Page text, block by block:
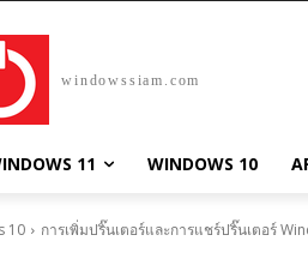
windowssiam.com
11 WINDOWS 10
10 การเพิ่มปริ๊นเตอร์และการแชร์ปริ๊นเตอร์